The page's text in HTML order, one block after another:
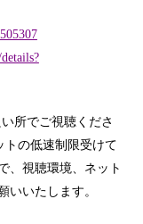
所でご視聴くださ
の低速制限受けて
、視聴環境、ネット
いいたします。